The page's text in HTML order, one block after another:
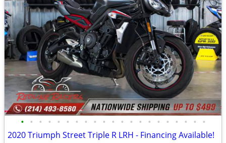
• • • • • • • • • • • • • • • • • • • • •
2020 Triumph Street Triple R LRH - Financing Available!